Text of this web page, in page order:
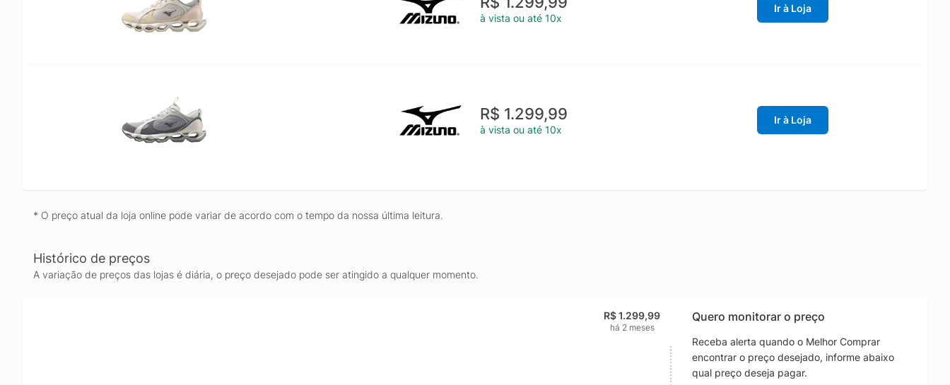
à vista ou até 10x
Ir à Loja
R$ 1.299,99
à vista ou até 10x
Ir à Loja
* O preço atual da loja online pode variar de acordo com o tempo da nossa última leitura.
Histórico de preços
A variação de preços das lojas é diária, o preço desejado pode ser atingido a qualquer momento.
R$ 1.299,99
há 2 meses
Quero monitorar o preço
Receba alerta quando o Melhor Comprar
encontrar o preço desejado, informe abaixo
qual preço deseja pagar.